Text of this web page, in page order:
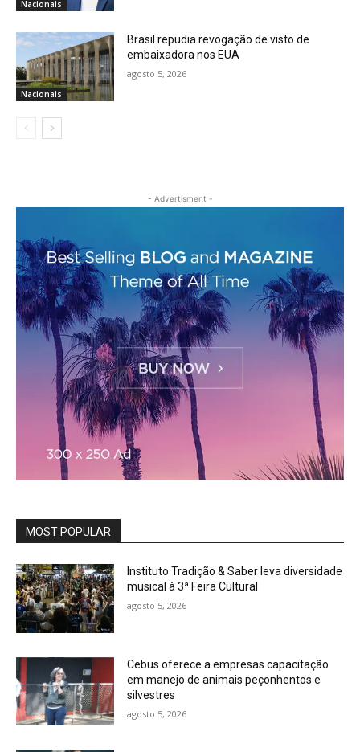
Nacionais
Nacionais
Brasil repudia revogação de visto de
embaixadora nos EUA
agosto 5, 2026
- Advertisment -
MOST POPULAR
Instituto Tradição & Saber leva diversidade
musical à 3ª Feira Cultural
agosto 5, 2026
Cebus oferece a empresas capacitação
em manejo de animais peçonhentos e
silvestres
agosto 5, 2026